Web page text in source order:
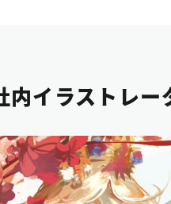
内イラストレー